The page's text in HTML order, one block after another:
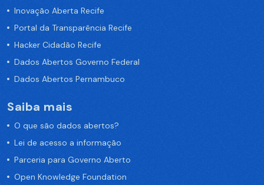
Inovação Aberta Recife
Portal da Transparência Recife
Hacker Cidadão Recife
Dados Abertos Governo Federal
Dados Abertos Pernambuco
Saiba mais
O que são dados abertos?
Lei de acesso a informação
Parceria para Governo Aberto
Open Knowledge Foundation